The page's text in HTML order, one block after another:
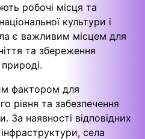
робочі місця та
культури і
є важливим місцем для
та збереження
фактором для
рівня та забезпечення
За наявності відповідних
села